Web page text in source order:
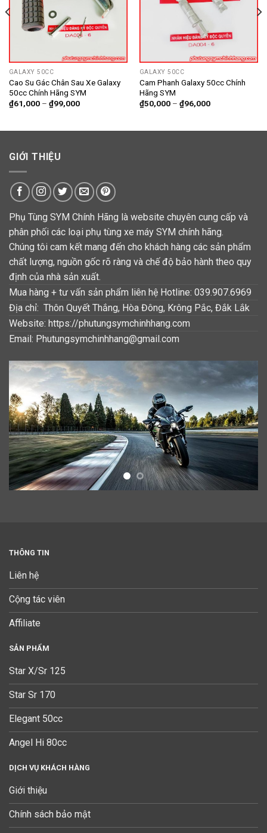
GALAXY 50CC
Cao Su Gác Chân Sau Xe Galaxy
50cc Chính Hãng SYM
₫61,000– ₫99,000
GALAXY 50CC
Cam Phanh Galaxy 50cc Chính
Hãng SYM
₫50,000– ₫96,000
GIỚI THIỆU
Phụ Tùng SYM Chính Hãng là website chuyên cung cấp và
phân phối các loại phụ tùng xe máy SYM chính hãng.
Chúng tôi cam kết mang đến cho khách hàng các sản phẩm
chất lượng, nguồn gốc rõ ràng và chế độ bảo hành theo quy
định của nhà sản xuất.
Mua hàng + tư vấn sản phẩm liên hệ Hotline: 039.907.6969
Địa chỉ: Thôn Quyết Thắng, Hòa Đông, Krông Pắc, Đắk Lắk
Website: https://phutungsymchinhhang.com
Email: Phutungsymchinhhang@gmail.com
THÔNG TIN
Liên hệ
Cộng tác viên
Affiliate
SẢN PHẨM
Star X/Sr 125
Star Sr 170
Elegant 50cc
Angel Hi 80cc
DỊCH VỤ KHÁCH HÀNG
Giới thiệu
Chính sách bảo mật